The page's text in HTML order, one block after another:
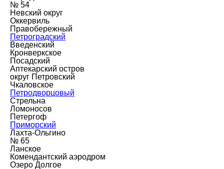
№ 54
Невский округ
Оккервиль
Правобережный
Петроградский
Введенский
Кронверкское
Посадский
Аптекарский остров
округ Петровский
Чкаловское
Петродворцовый
Стрельна
Ломоносов
Петергоф
Приморский
Лахта-Ольгино
№ 65
Ланское
Комендантский аэродром
Озеро Долгое